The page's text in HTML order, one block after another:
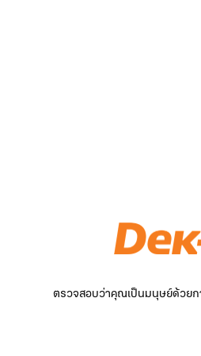
ตรวจสอบว่าคุณเป็นมนุษย์ด้วยก